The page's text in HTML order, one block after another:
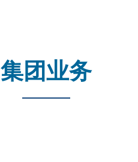
集团业务